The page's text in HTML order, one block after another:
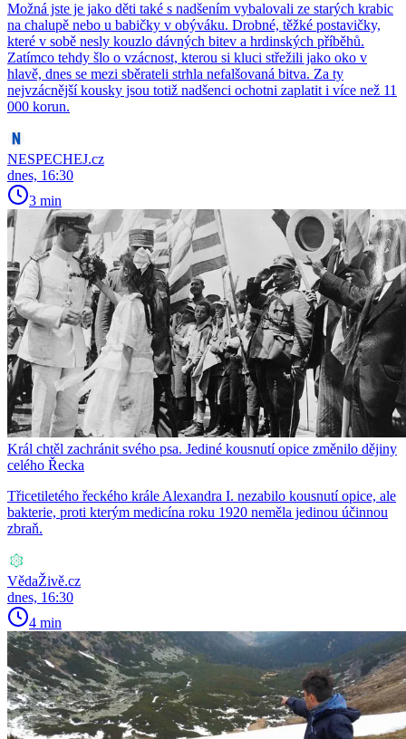
Možná jste je jako děti také s nadšením vybalovali ze starých krabic
na chalupě nebo u babičky v obýváku. Drobné, těžké postavičky,
které v sobě nesly kouzlo dávných bitev a hrdinských příběhů.
Zatímco tehdy šlo o vzácnost, kterou si kluci střežili jako oko v
hlavě, dnes se mezi sběrateli strhla nefalšovaná bitva. Za ty
nejvzácnější kousky jsou totiž nadšenci ochotni zaplatit i více než 11
000 korun.
NESPECHEJ.cz
dnes, 16:30
3 min
Král chtěl zachránit svého psa. Jediné kousnutí opice změnilo dějiny
celého Řecka
Třicetiletého řeckého krále Alexandra I. nezabilo kousnutí opice, ale
bakterie, proti kterým medicína roku 1920 neměla jedinou účinnou
zbraň.
VědaŽivě.cz
dnes, 16:30
4 min